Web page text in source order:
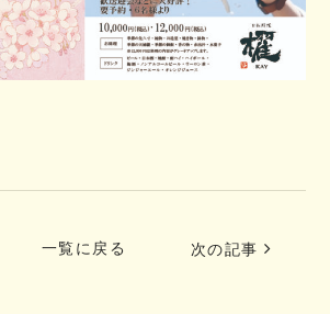
一覧に戻る 次の記事